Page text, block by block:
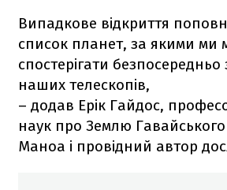
Випадкове відкриття
список планет, за якими ми
спостерігати
наших телескопів,
​– додав Ерік Гайдос,
наук про Землю Гавайського
Маноа і провідний автор